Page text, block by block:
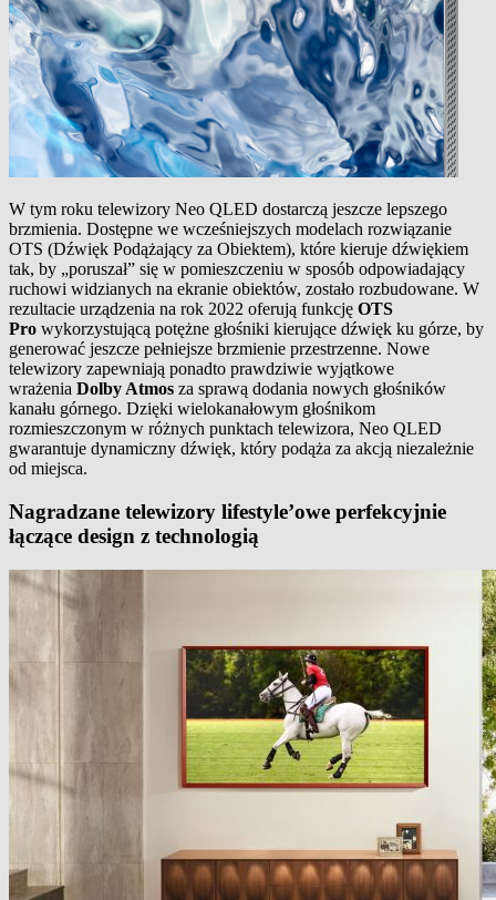
W tym roku telewizory Neo QLED dostarczą jeszcze lepszego
brzmienia. Dostępne we wcześniejszych modelach rozwiązanie
OTS (Dźwięk Podążający za Obiektem), które kieruje dźwiękiem
tak, by „poruszał” się w pomieszczeniu w sposób odpowiadający
ruchowi widzianych na ekranie obiektów, zostało rozbudowane. W
rezultacie urządzenia na rok 2022 oferują funkcję OTS
Pro wykorzystującą potężne głośniki kierujące dźwięk ku górze, by
generować jeszcze pełniejsze brzmienie przestrzenne. Nowe
telewizory zapewniają ponadto prawdziwie wyjątkowe
wrażenia Dolby Atmos za sprawą dodania nowych głośników
kanału górnego. Dzięki wielokanałowym głośnikom
rozmieszczonym w różnych punktach telewizora, Neo QLED
gwarantuje dynamiczny dźwięk, który podąża za akcją niezależnie
od miejsca.
Nagradzane telewizory lifestyle’owe perfekcyjnie
łączące design z technologią